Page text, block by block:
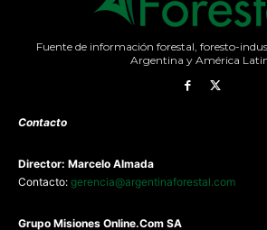
Fuente de información forestal, foresto-
Argentina y América
Contacto
Director: Marcelo Almada
Contacto: gerencia@argentinaforestal.com
Grupo Misiones Online.Com SA